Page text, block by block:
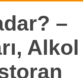
–
Alkol